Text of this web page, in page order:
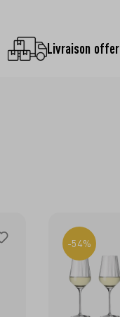
Livraison
-54%